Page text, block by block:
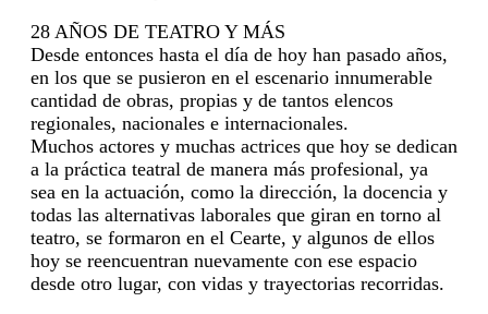
28 AÑOS DE TEATRO Y MÁS
Desde entonces hasta el día de hoy han pasado años,
en los que se pusieron en el escenario innumerable
cantidad de obras, propias y de tantos elencos
regionales, nacionales e internacionales.
Muchos actores y muchas actrices que hoy se dedican
a la práctica teatral de manera más profesional, ya
sea en la actuación, como la dirección, la docencia y
todas las alternativas laborales que giran en torno al
teatro, se formaron en el Cearte, y algunos de ellos
hoy se reencuentran nuevamente con ese espacio
desde otro lugar, con vidas y trayectorias recorridas.